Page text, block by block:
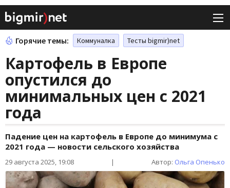
Горячие темы: Коммуналка Тесты bigmir)net
Картофель в Европе
опустился до
минимальных цен с 2021
года
Падение цен на картофель в Европе до минимума с
2021 года — новости сельского хозяйства
29 августа 2025, 19:08 | Автор: Ольга Опенько